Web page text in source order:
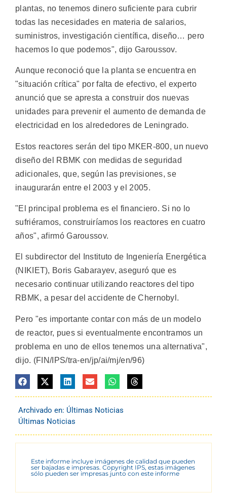
plantas, no tenemos dinero suficiente para cubrir
todas las necesidades en materia de salarios,
suministros, investigación científica, diseño… pero
hacemos lo que podemos", dijo Garoussov.
Aunque reconoció que la planta se encuentra en
"situación crítica" por falta de efectivo, el experto
anunció que se apresta a construir dos nuevas
unidades para prevenir el aumento de demanda de
electricidad en los alrededores de Leningrado.
Estos reactores serán del tipo MKER-800, un nuevo
diseño del RBMK con medidas de seguridad
adicionales, que, según las previsiones, se
inaugurarán entre el 2003 y el 2005.
"El principal problema es el financiero. Si no lo
sufriéramos, construiríamos los reactores en cuatro
años", afirmó Garoussov.
El subdirector del Instituto de Ingeniería Energética
(NIKIET), Boris Gabarayev, aseguró que es
necesario continuar utilizando reactores del tipo
RBMK, a pesar del accidente de Chernobyl.
Pero "es importante contar con más de un modelo
de reactor, pues si eventualmente encontramos un
problema en uno de ellos tenemos una alternativa",
dijo. (FIN/IPS/tra-en/jp/ai/mj/en/96)
Archivado en: Últimas Noticias
Últimas Noticias
Este informe incluye imágenes de calidad que pueden
ser bajadas e impresas. Copyright IPS, estas imágenes
sólo pueden ser impresas junto con este informe